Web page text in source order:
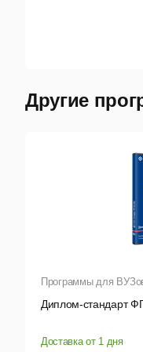
Другие
Программы для
Диплом-стандарт
Доставка от 1 дня